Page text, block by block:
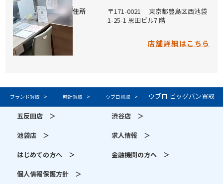
住所
〒171-0021
東京都豊島区西池袋
1-25-1 恩田ビル7 階
店舗詳細はこちら
ブランド買取 時計買取 ウブロ買取 ウブロ ビッグバン買取
五反田店 ＞ 渋谷店 ＞
池袋店 ＞ 求人情報 ＞
はじめての方へ ＞ 金融機関の方へ ＞
個人情報保護方針 ＞